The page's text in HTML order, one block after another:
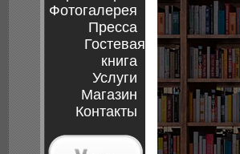
Фотогалерея
Пресса
Гостевая
книга
Услуги
Магазин
Контакты